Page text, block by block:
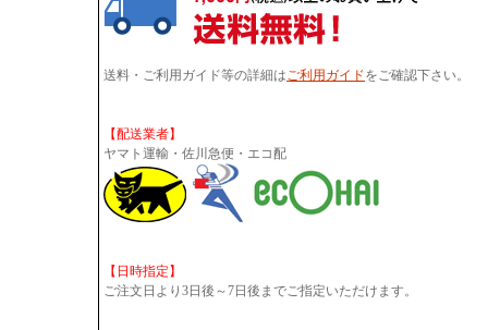
送料・ご利用ガイド等の詳細はご利用ガイドをご確認下さい。
【配送業者】
ヤマト運輸・佐川急便・エコ配
【日時指定】
ご注文日より3日後～7日後までご指定いただけます。